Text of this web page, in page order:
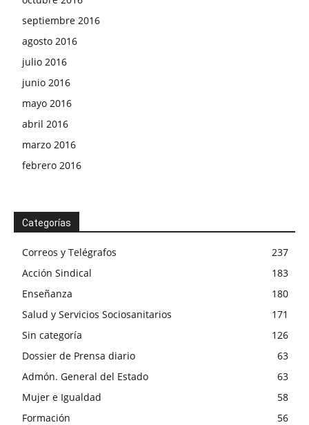
septiembre 2016
agosto 2016
julio 2016
junio 2016
mayo 2016
abril 2016
marzo 2016
febrero 2016
Categorías
Correos y Telégrafos
237
Acción Sindical
183
Enseñanza
180
Salud y Servicios Sociosanitarios
171
Sin categoría
126
Dossier de Prensa diario
63
Admón. General del Estado
63
Mujer e Igualdad
58
Formación
56